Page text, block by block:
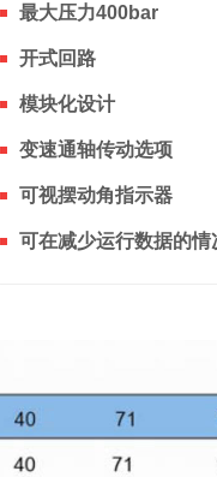
最大压力400bar
开式回路
模块化设计
变速通轴传动选项
可视摆动角指示器
可在减少运行数据的